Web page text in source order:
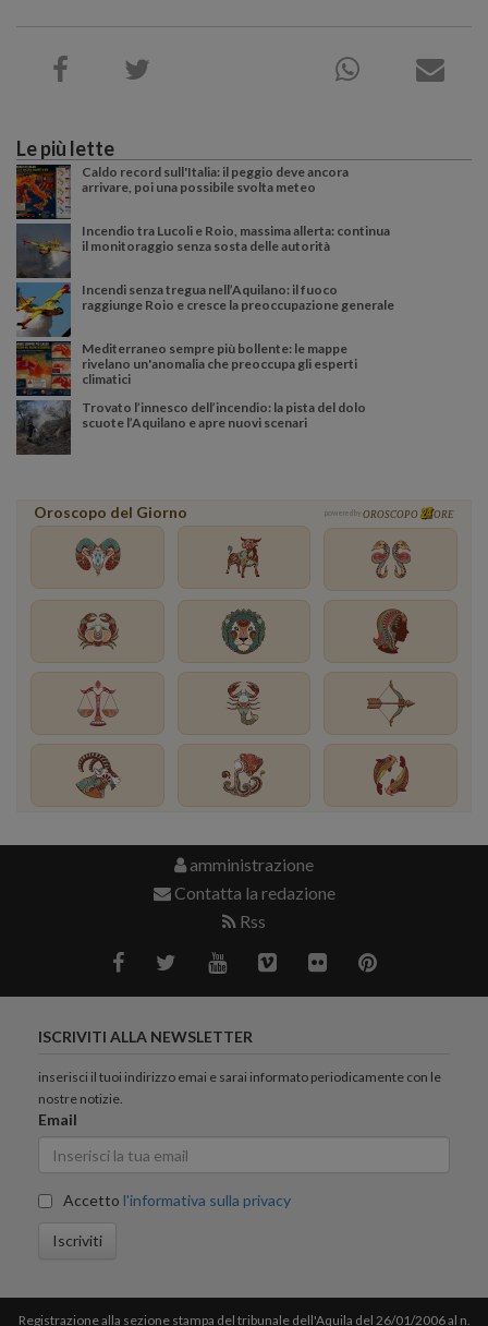
Le più lette
Caldo record sull'Italia: il peggio deve ancora
arrivare, poi una possibile svolta meteo
Incendio tra Lucoli e Roio, massima allerta: continua
il monitoraggio senza sosta delle autorità
Incendi senza tregua nell’Aquilano: il fuoco
raggiunge Roio e cresce la preoccupazione generale
Mediterraneo sempre più bollente: le mappe
rivelano un'anomalia che preoccupa gli esperti
climatici
Trovato l’innesco dell’incendio: la pista del dolo
scuote l’Aquilano e apre nuovi scenari
Oroscopo del Giorno powered by OROSCOPO ORE
amministrazione
Contatta la redazione
Rss
ISCRIVITI ALLA NEWSLETTER
inserisci il tuoi indirizzo emai e sarai informato periodicamente con le
nostre notizie.
Email
Accetto l'informativa sulla privacy
Iscriviti
Registrazione alla sezione stampa del tribunale dell'Aquila del 26/01/2006 al n.